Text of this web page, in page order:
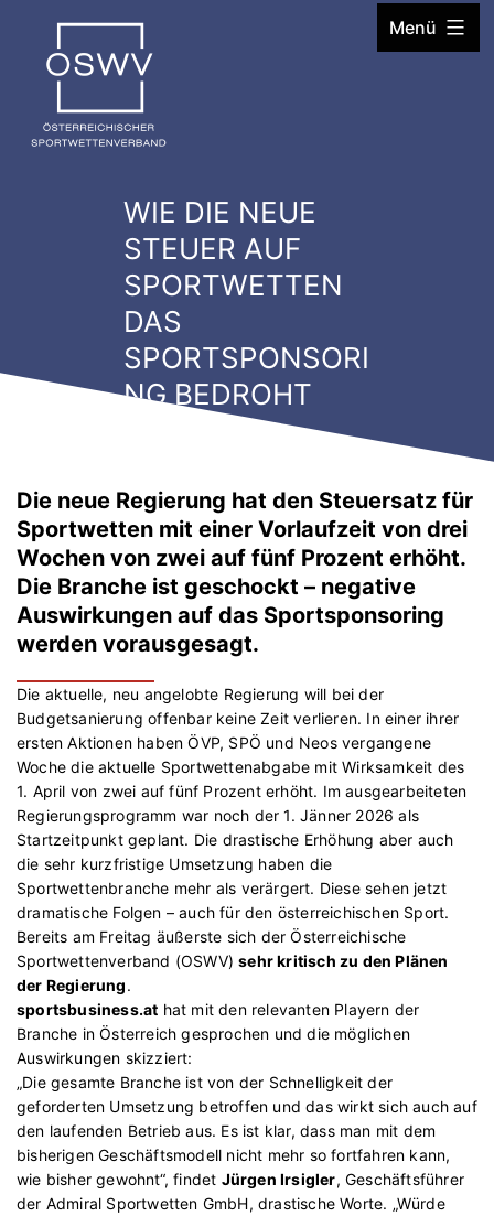
springen
Menü
WIE DIE NEUE
STEUER AUF
SPORTWETTEN
DAS
SPORTSPONSORI
NG BEDROHT
Die neue Regierung hat den Steuersatz für
Sportwetten mit einer Vorlaufzeit von drei
Wochen von zwei auf fünf Prozent erhöht.
Die Branche ist geschockt – negative
Auswirkungen auf das Sportsponsoring
werden vorausgesagt.
Die aktuelle, neu angelobte Regierung will bei der
Budgetsanierung offenbar keine Zeit verlieren. In einer ihrer
ersten Aktionen haben ÖVP, SPÖ und Neos vergangene
Woche die aktuelle Sportwettenabgabe mit Wirksamkeit des
1. April von zwei auf fünf Prozent erhöht. Im ausgearbeiteten
Regierungsprogramm war noch der 1. Jänner 2026 als
Startzeitpunkt geplant. Die drastische Erhöhung aber auch
die sehr kurzfristige Umsetzung haben die
Sportwettenbranche mehr als verärgert. Diese sehen jetzt
dramatische Folgen – auch für den österreichischen Sport.
Bereits am Freitag äußerste sich der Österreichische
Sportwettenverband (OSWV)sehr kritisch zu den Plänen
der Regierung.
sportsbusiness.at hat mit den relevanten Playern der
Branche in Österreich gesprochen und die möglichen
Auswirkungen skizziert:
„Die gesamte Branche ist von der Schnelligkeit der
geforderten Umsetzung betroffen und das wirkt sich auch auf
den laufenden Betrieb aus. Es ist klar, dass man mit dem
bisherigen Geschäftsmodell nicht mehr so fortfahren kann,
wie bisher gewohnt“, findet Jürgen Irsigler, Geschäftsführer
der Admiral Sportwetten GmbH, drastische Worte. „Würde